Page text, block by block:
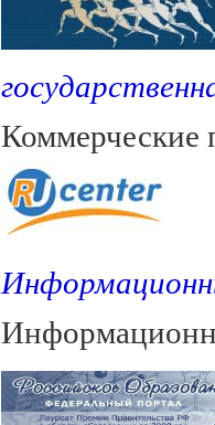
Коммерческие